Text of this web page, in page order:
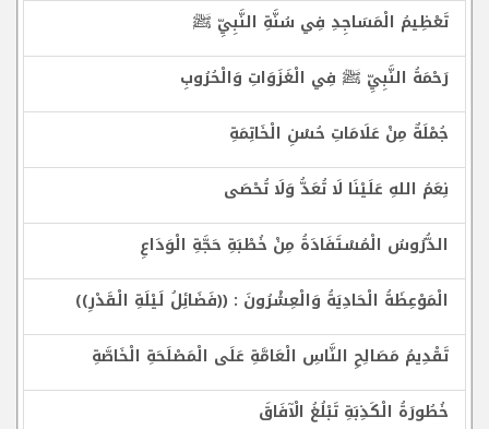
تَعْظِيمُ الْمَسَاجِدِ فِي سُنَّةِ النَّبِيِّ ﷺ
رَحْمَةُ النَّبِيِّ ﷺ فِي الْغَزَوَاتِ وَالْحُرُوبِ
جُمْلَةٌ مِنْ عَلَامَاتِ حُسْنِ الْخَاتِمَةِ
نِعَمُ اللهِ عَلَيْنَا لَا تُعَدُّ وَلَا تُحْصَى
الدُّرُوسُ الْمُسْتَفَادَةُ مِنْ خُطْبَةِ حَجَّةِ الْوَدَاعِ
الْمَوْعِظَةُ الْحَادِيَةُ وَالْعِشْرُونَ : ((فَضَائِلُ لَيْلَةِ الْقَدْرِ))
تَقْدِيمُ مَصَالِحِ النَّاسِ الْعَامَّةِ عَلَى الْمَصْلَحَةِ الْخَاصَّةِ
خُطُورَةُ الْكَذِبَةِ تَبْلُغُ الْآفَاقَ